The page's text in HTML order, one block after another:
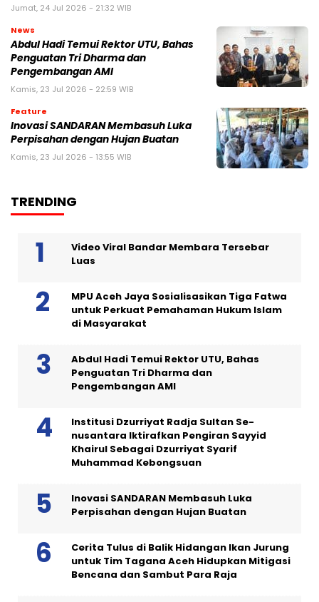
Jumat, 24 Jul 2026 - 21:32 WIB
News
Abdul Hadi Temui Rektor UTU, Bahas
Penguatan Tri Dharma dan
Pengembangan AMI
Kamis, 23 Jul 2026 - 22:59 WIB
Feature
Inovasi SANDARAN Membasuh Luka
Perpisahan dengan Hujan Buatan
Kamis, 23 Jul 2026 - 13:55 WIB
TRENDING
Video Viral Bandar Membara Tersebar
Luas
MPU Aceh Jaya Sosialisasikan Tiga Fatwa
untuk Perkuat Pemahaman Hukum Islam
di Masyarakat
Abdul Hadi Temui Rektor UTU, Bahas
Penguatan Tri Dharma dan
Pengembangan AMI
Institusi Dzurriyat Radja Sultan Se-
nusantara Iktirafkan Pengiran Sayyid
Khairul Sebagai Dzurriyat Syarif
Muhammad Kebongsuan
Inovasi SANDARAN Membasuh Luka
Perpisahan dengan Hujan Buatan
Cerita Tulus di Balik Hidangan Ikan Jurung
untuk Tim Tagana Aceh Hidupkan Mitigasi
Bencana dan Sambut Para Raja